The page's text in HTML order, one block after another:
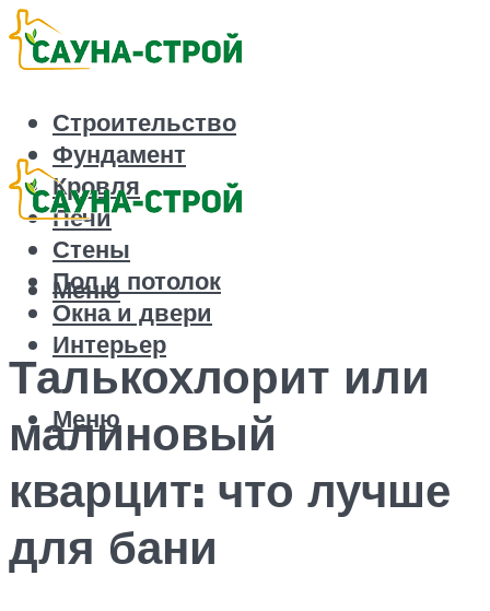
Строительство
Фундамент
Кровля
Печи
Стены
Пол и потолок
Окна и двери
Интерьер
Меню
Меню
Талькохлорит или
малиновый
кварцит: что лучше
для бани